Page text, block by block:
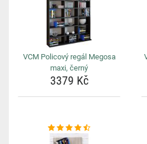
VCM Policový regál Megosa
maxi, černý
3379 Kč